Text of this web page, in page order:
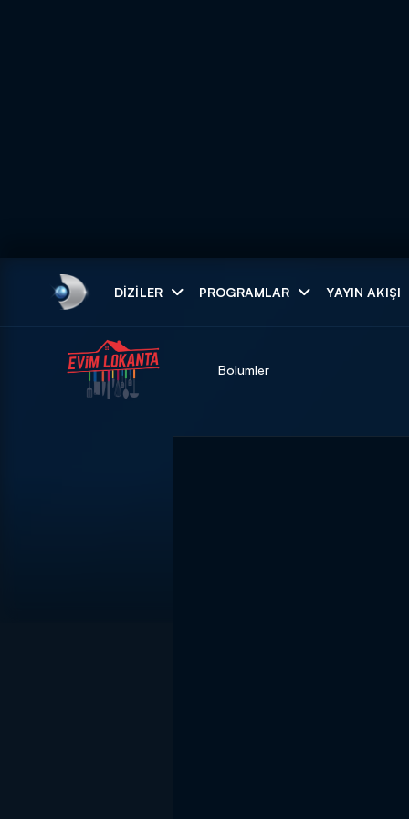
DIZILER PROGRAMLAR YAYIN AKIŞI
Bölümler